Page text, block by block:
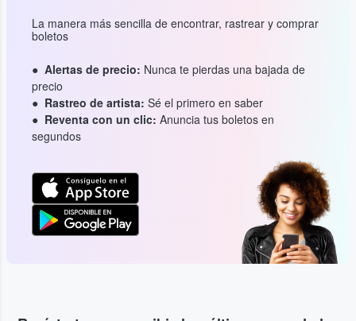
La manera más sencilla de encontrar, rastrear y comprar
boletos
Alertas de precio: Nunca te pierdas una bajada de
precio
Rastreo de artista: Sé el primero en saber
Reventa con un clic: Anuncia tus boletos en
segundos